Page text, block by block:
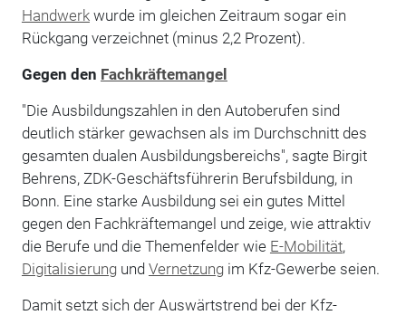
Handwerkwurde im gleichen Zeitraum sogar ein
Rückgang verzeichnet (minus 2,2 Prozent).
Gegen den Fachkräftemangel
"Die Ausbildungszahlen in den Autoberufen sind
deutlich stärker gewachsen als im Durchschnitt des
gesamten dualen Ausbildungsbereichs", sagte Birgit
Behrens, ZDK-Geschäftsführerin Berufsbildung, in
Bonn. Eine starke Ausbildung sei ein gutes Mittel
gegen den Fachkräftemangel und zeige, wie attraktiv
die Berufe und die Themenfelder wie E-Mobilität,
Digitalisierungund Vernetzungim Kfz-Gewerbe seien.
Damit setzt sich der Auswärtstrend bei der Kfz-